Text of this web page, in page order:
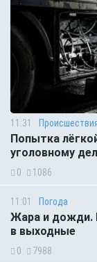
11:31
Попытка
уголовному
0 1086
11:01 Погода
Жара и дожди.
в выходные
0 7988